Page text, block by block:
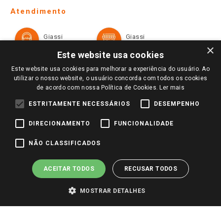
Ofertas
Televendas
Notícias
Perguntas frequentes
Identidade Visual
Formas de Pagamento
Trocas e Devoluções
Atendimento
Giassi
Giassi
Redes Sociais
Pagamento e Segurança
×
Este website usa cookies
Este website usa cookies para melhorar a experiência do usuário. Ao
utilizar o nosso website, o usuário concorda com todos os cookies
de acordo com nossa Política de Cookies. Ler mais
ESTRITAMENTE NECESSÁRIOS DESEMPENHO
DIRECIONAMENTO FUNCIONALIDADE
NÃO CLASSIFICADOS
ACEITAR TODOS RECUSAR TODOS
MOSTRAR DETALHES